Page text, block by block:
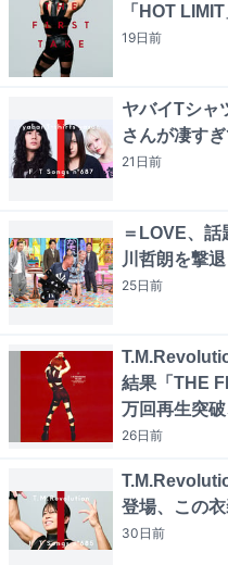
「HOT
19日前
ヤバイTシャ
さんが凄す
21日前
＝LOVE、
川哲朗を撃退
25日前
結果「THE
万回再生突
26日前
登場、この
30日前